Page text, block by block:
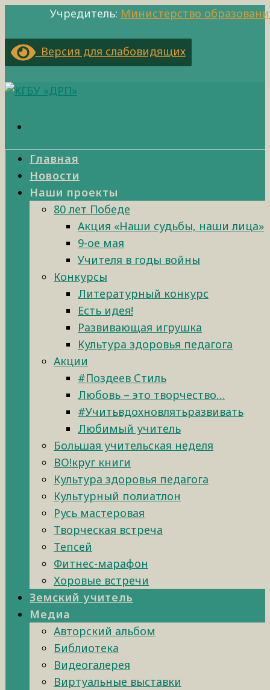
Учредитель: Министерство
Версия для слабовидящих
Главная
Новости
Наши проекты
80 лет Победе
Акция «Наши судьбы, наши лица»
9-ое мая
Учителя в годы войны
Конкурсы
Литературный конкурс
Есть идея!
Развивающая игрушка
Культура здоровья педагога
Акции
#Поздеев Стиль
Любовь – это творчество…
#Учитьвдохновлятьразвивать
Любимый учитель
Большая учительская неделя
ВО!круг книги
Культура здоровья педагога
Культурный полиатлон
Русь мастеровая
Творческая встреча
Тепсей
Фитнес-марафон
Хоровые встречи
Земский учитель
Медиа
Авторский альбом
Библиотека
Видеогалерея
Виртуальные выставки